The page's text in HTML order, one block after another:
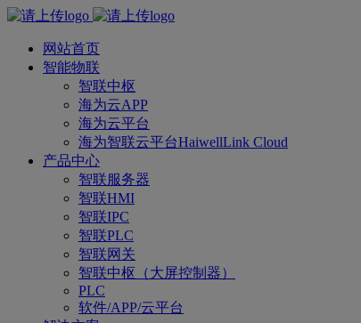
网站首页
智能物联
智联中枢
海为云APP
海为云平台
海为智联云平台HaiwellLink Cloud
产品中心
智联服务器
智联HMI
智联IPC
智联PLC
智联网关
智联中枢（大屏控制器）
PLC
软件/APP/云平台